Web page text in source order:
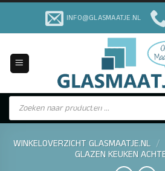
Ga
inhoud
INFO@GLASMAATJE.NL
Voor Particulieren &
Producten
zoeken
WINKELOVERZICHT GLASMAATJE.NL /
GLAZEN KEUKEN